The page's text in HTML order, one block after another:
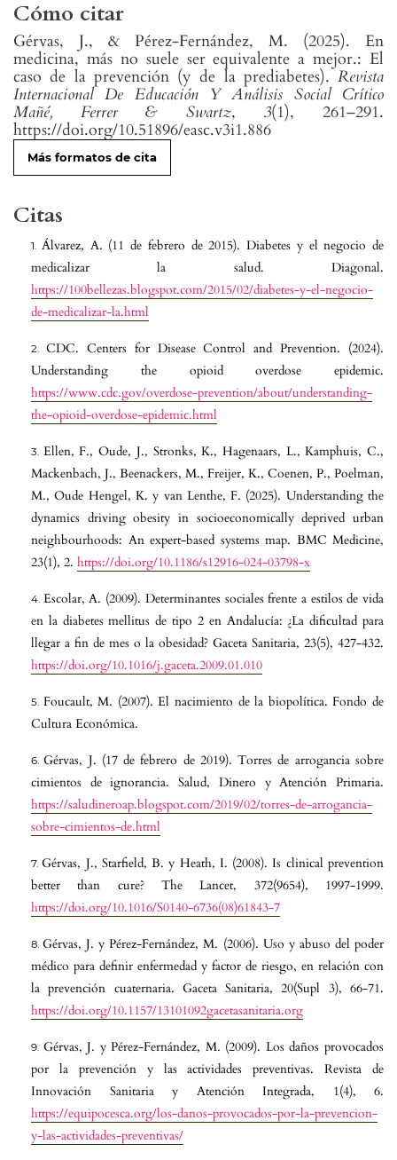
Cómo citar
Gérvas, J., & Pérez-Fernández, M. (2025). En
medicina, más no suele ser equivalente a mejor.: El
caso de la prevención (y de la prediabetes).Revista
Internacional De Educación Y Análisis Social Crítico
Mañé, Ferrer & Swartz, 3(1), 261–291.
https://doi.org/10.51896/easc.v3i1.886
Más formatos de cita
Citas
Álvarez, A. (11 de febrero de 2015). Diabetes y el negocio de
medicalizar la salud. Diagonal.
https://100bellezas.blogspot.com/2015/02/diabetes-y-el-negocio-
de-medicalizar-la.html
CDC. Centers for Disease Control and Prevention. (2024).
Understanding the opioid overdose epidemic.
https://www.cdc.gov/overdose-prevention/about/understanding-
the-opioid-overdose-epidemic.html
Ellen, F., Oude, J., Stronks, K., Hagenaars, L., Kamphuis, C.,
Mackenbach, J., Beenackers, M., Freijer, K., Coenen, P., Poelman,
M., Oude Hengel, K. y van Lenthe, F. (2025). Understanding the
dynamics driving obesity in socioeconomically deprived urban
neighbourhoods: An expert-based systems map. BMC Medicine,
23(1), 2. https://doi.org/10.1186/s12916-024-03798-x
Escolar, A. (2009). Determinantes sociales frente a estilos de vida
en la diabetes mellitus de tipo 2 en Andalucía: ¿La dificultad para
llegar a fin de mes o la obesidad? Gaceta Sanitaria, 23(5), 427-432.
https://doi.org/10.1016/j.gaceta.2009.01.010
Foucault, M. (2007). El nacimiento de la biopolítica. Fondo de
Cultura Económica.
Gérvas, J. (17 de febrero de 2019). Torres de arrogancia sobre
cimientos de ignorancia. Salud, Dinero y Atención Primaria.
https://saludineroap.blogspot.com/2019/02/torres-de-arrogancia-
sobre-cimientos-de.html
Gérvas, J., Starfield, B. y Heath, I. (2008). Is clinical prevention
better than cure? The Lancet, 372(9654), 1997-1999.
https://doi.org/10.1016/S0140-6736(08)61843-7
Gérvas, J. y Pérez-Fernández, M. (2006). Uso y abuso del poder
médico para definir enfermedad y factor de riesgo, en relación con
la prevención cuaternaria. Gaceta Sanitaria, 20(Supl 3), 66-71.
https://doi.org/10.1157/13101092gacetasanitaria.org
Gérvas, J. y Pérez-Fernández, M. (2009). Los daños provocados
por la prevención y las actividades preventivas. Revista de
Innovación Sanitaria y Atención Integrada, 1(4), 6.
https://equipocesca.org/los-danos-provocados-por-la-prevencion-
y-las-actividades-preventivas/